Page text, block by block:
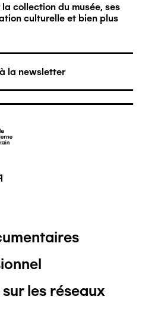
collection du musée, ses
culturelle et bien plus
la newsletter
les réseaux